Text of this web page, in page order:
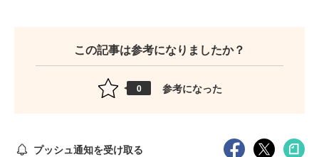
この記事は参考になりましたか？
0 参考になった
プッシュ通知を受け取る